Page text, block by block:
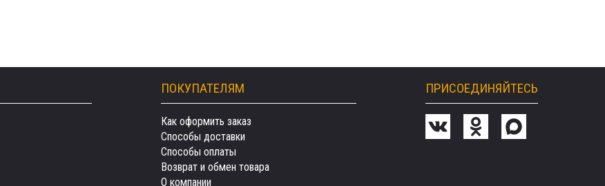
ПОКУПАТЕЛЯМ
Как оформить заказ
Способы доставки
Способы оплаты
Возврат и обмен товара
О компании
ПРИСОЕДИНЯЙТЕСЬ